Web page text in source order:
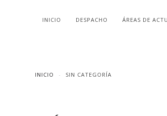
INICIO DESPACHO ÁREAS DE
INICIO SIN CATEGORÍA